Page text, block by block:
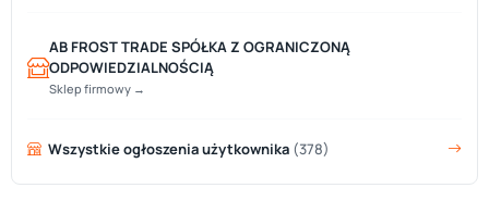
AB FROST TRADE SPÓŁKA Z OGRANICZONĄ
ODPOWIEDZIALNOŚCIĄ
Sklep firmowy →
Wszystkie ogłoszenia użytkownika (378)